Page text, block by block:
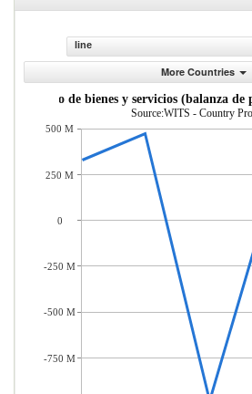
line
More Countries
neto de bienes y servicios (balanza de
Source:WITS - Country
500 M
250 M
0
-250 M
-500 M
-750 M